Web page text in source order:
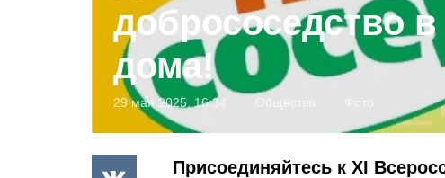
добрососедство
дома!
29 мая 2025, 16:34 Общество
Присоединяйтесь к XI